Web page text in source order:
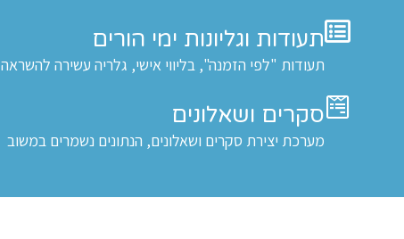
תעודות וגליונות ימי הורים
תעודות "לפי הזמנה", בליווי אישי, גלריה עשירה להשראה
סקרים ושאלונים
מערכת יצירת סקרים ושאלונים, הנתונים נשמרים במשוב